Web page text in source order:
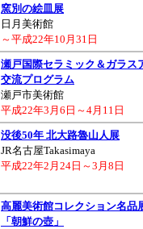
窯別の絵皿展
日月美術館
～平成22年10月31日
瀬戸国際セラミック＆ガラス
交流プログラム
瀬戸市美術館
平成22年3月6日～4月11日
没後50年 北大路魯山人展
JR名古屋Takasimaya
平成22年2月24日～3月8日
高麗美術館コレクション名品
「朝鮮の壺」